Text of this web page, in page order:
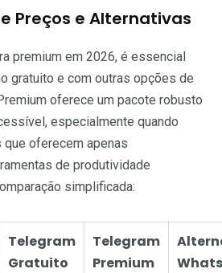
Preços e Alternativas
premium em 2026, é essencial
gratuito e com outras opções de
oferece um pacote robusto
especialmente quando
oferecem apenas
de produtividade
simplificada:
Telegram
Gratuito
Telegram
Premium